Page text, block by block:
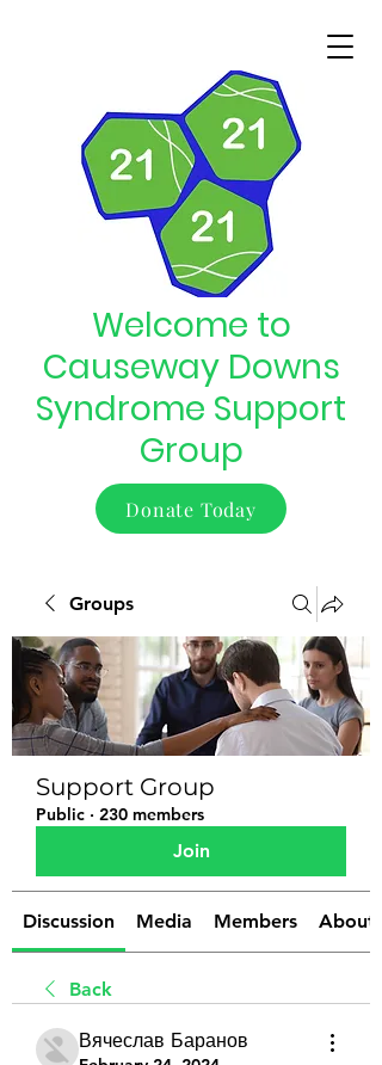
Welcome to
Causeway Downs
Syndrome Support
Group
Donate Today
Groups
Support Group
Public · 230 members
Join
Discussion Media Members About
Back
Вячеслав Баранов